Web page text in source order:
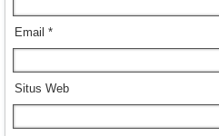
Email *
Situs Web